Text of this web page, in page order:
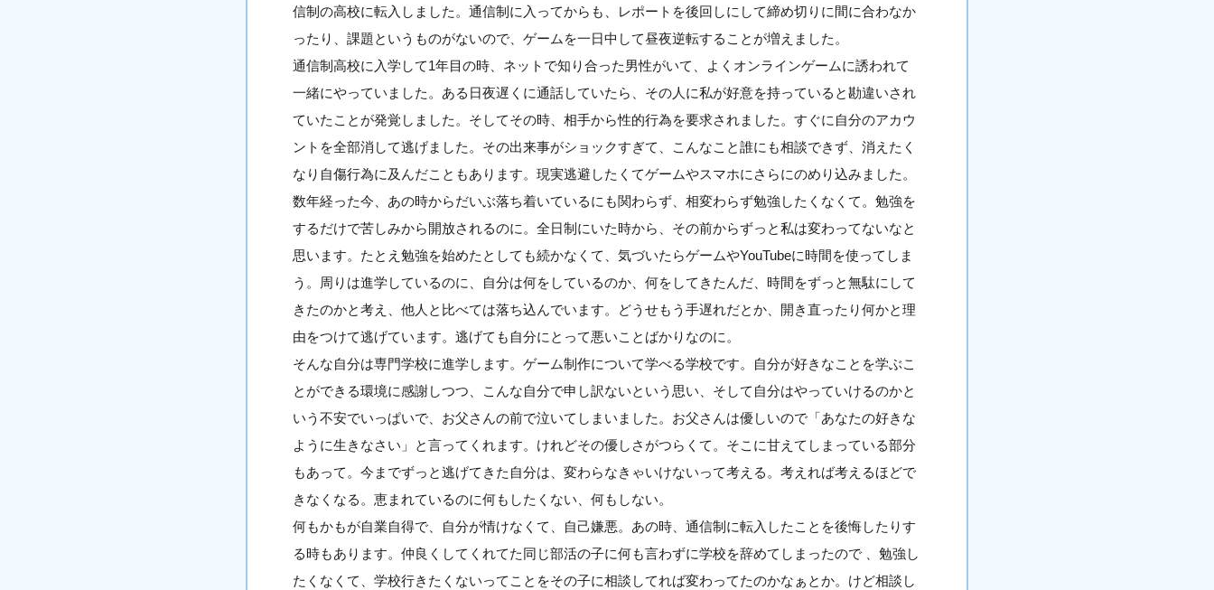
信制の高校に転入しました。通信制に入ってからも、レポートを後回しにして締め切りに間に合わなか
ったり、課題というものがないので、ゲームを一日中して昼夜逆転することが増えました。
通信制高校に入学して1年目の時、ネットで知り合った男性がいて、よくオンラインゲームに誘われて
一緒にやっていました。ある日夜遅くに通話していたら、その人に私が好意を持っていると勘違いされ
ていたことが発覚しました。そしてその時、相手から性的行為を要求されました。すぐに自分のアカウ
ントを全部消して逃げました。その出来事がショックすぎて、こんなこと誰にも相談できず、消えたく
なり自傷行為に及んだこともあります。現実逃避したくてゲームやスマホにさらにのめり込みました。
数年経った今、あの時からだいぶ落ち着いているにも関わらず、相変わらず勉強したくなくて。勉強を
するだけで苦しみから開放されるのに。全日制にいた時から、その前からずっと私は変わってないなと
思います。たとえ勉強を始めたとしても続かなくて、気づいたらゲームやYouTubeに時間を使ってしま
う。周りは進学しているのに、自分は何をしているのか、何をしてきたんだ、時間をずっと無駄にして
きたのかと考え、他人と比べては落ち込んでいます。どうせもう手遅れだとか、開き直ったり何かと理
由をつけて逃げています。逃げても自分にとって悪いことばかりなのに。
そんな自分は専門学校に進学します。ゲーム制作について学べる学校です。自分が好きなことを学ぶこ
とができる環境に感謝しつつ、こんな自分で申し訳ないという思い、そして自分はやっていけるのかと
いう不安でいっぱいで、お父さんの前で泣いてしまいました。お父さんは優しいので「あなたの好きな
ように生きなさい」と言ってくれます。けれどその優しさがつらくて。そこに甘えてしまっている部分
もあって。今までずっと逃げてきた自分は、変わらなきゃいけないって考える。考えれば考えるほどで
きなくなる。恵まれているのに何もしたくない、何もしない。
何もかもが自業自得で、自分が情けなくて、自己嫌悪。あの時、通信制に転入したことを後悔したりす
る時もあります。仲良くしてくれてた同じ部活の子に何も言わずに学校を辞めてしまったので 、勉強し
たくなくて、学校行きたくないってことをその子に相談してれば変わってたのかなぁとか。けど相談し